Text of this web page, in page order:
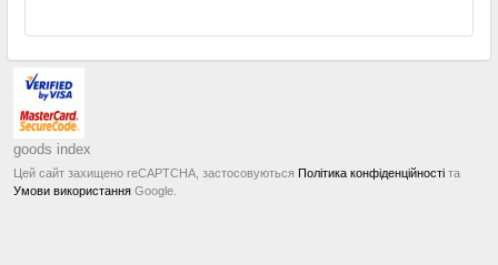
goods index
Цей сайт захищено reCAPTCHA, застосовуються Політика конфіденційності та
Умови використання Google.